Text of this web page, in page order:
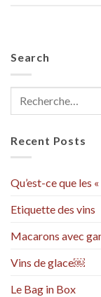
Search
Recent Posts
Qu’est-ce que les
Etiquette des vins
Macarons avec
Vins de glace￼
Le Bag in Box